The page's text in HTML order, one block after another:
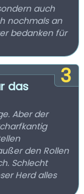
auch
nochmals an
bedanken für
3
das
Aber der
den Rollen
Schlecht
Herd alles